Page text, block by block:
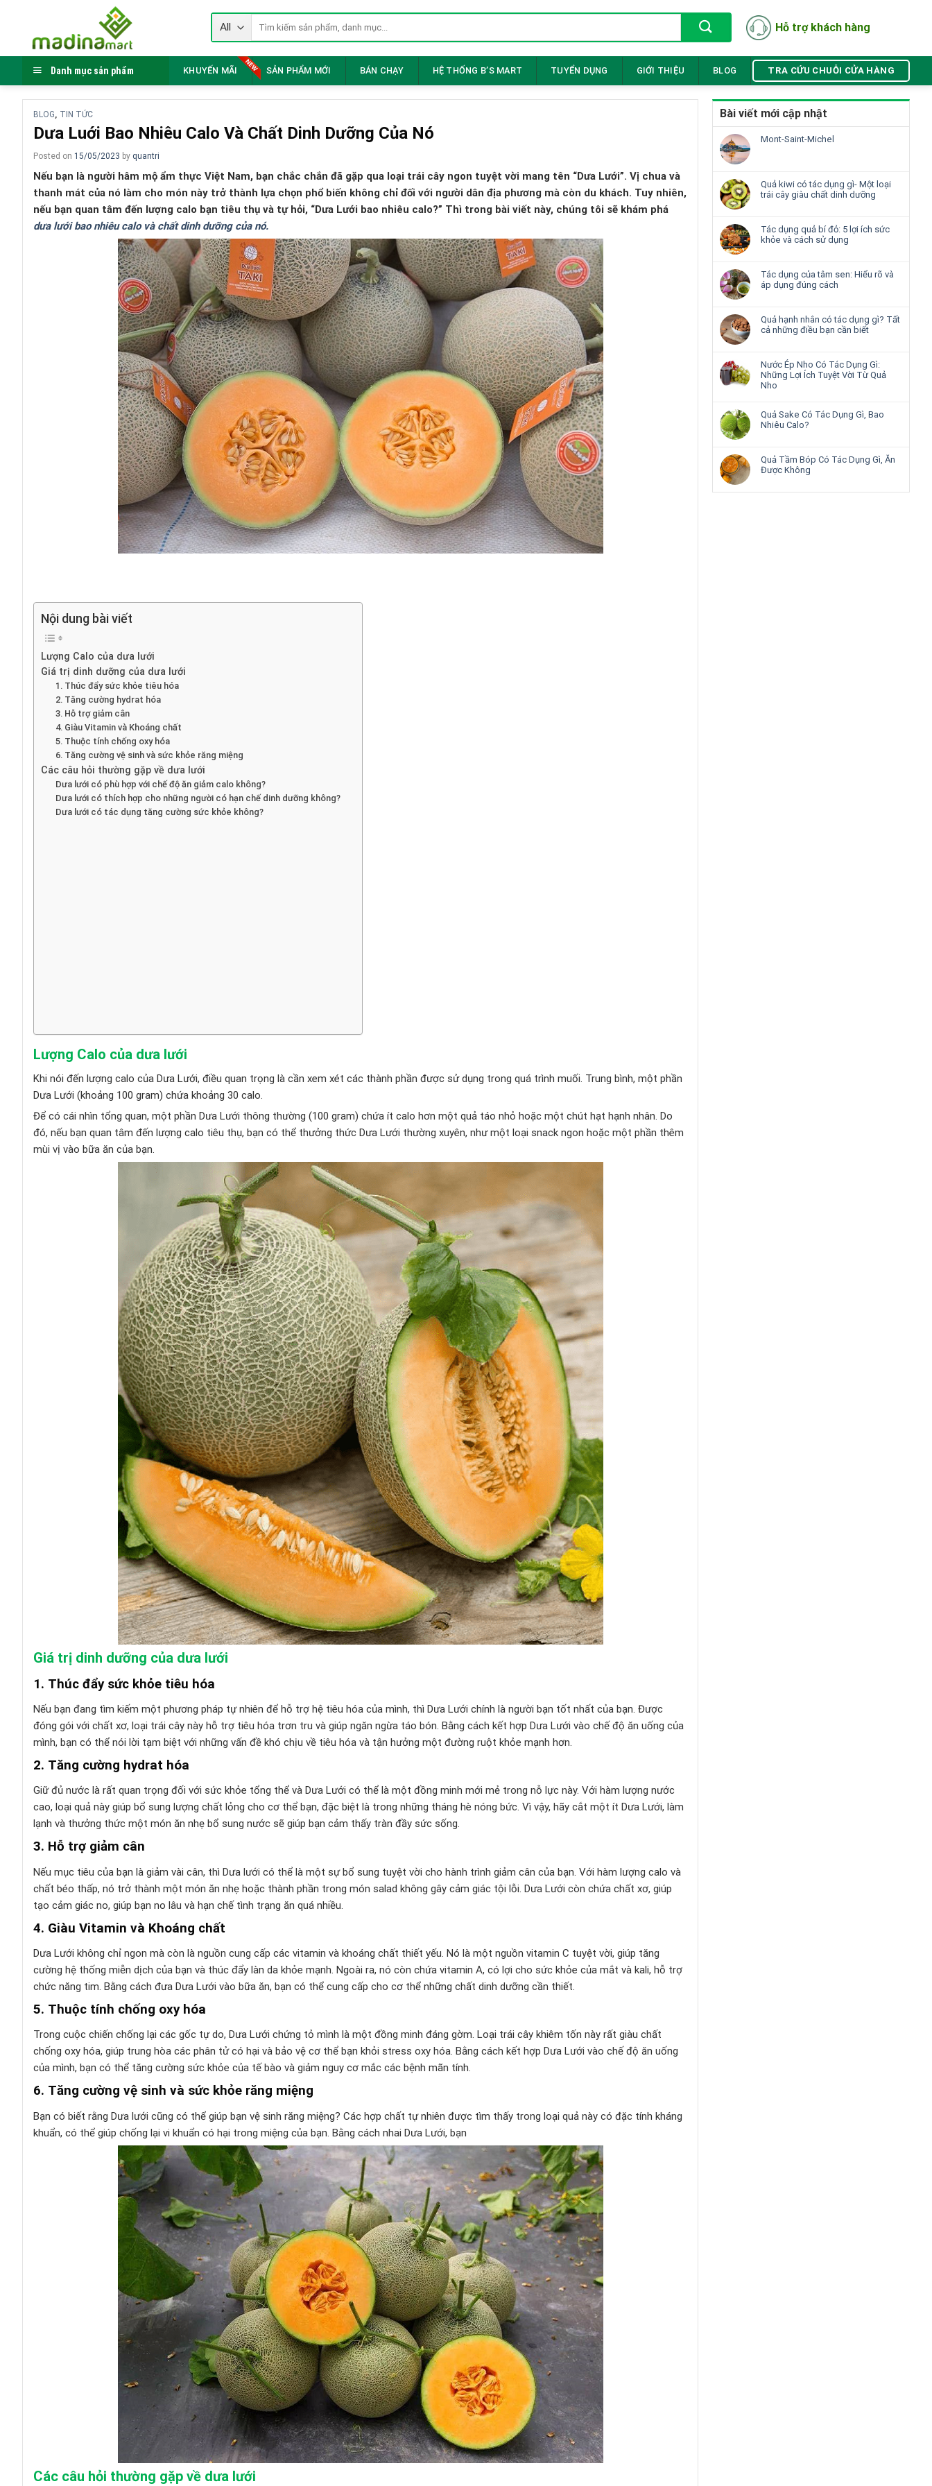
content
Tìm
Hỗ trợ khách hàng
Danh mục sản phẩm KHUYẾN MÃI SẢN PHẨM MỚI BÁN CHẠY HỆ THỐNG B’S MART TUYỂN DỤNG GIỚI THIỆU BLOG TRA CỨU CHUỖI CỬA HÀNG
BLOG, TIN TỨC
Dưa Luới Bao Nhiêu Calo Và Chất Dinh Dưỡng Của Nó
Posted on 15/05/2023 by quantri
Nếu bạn là người hâm mộ ẩm thực Việt Nam, bạn chắc chắn đã gặp qua loại trái cây ngon tuyệt vời mang tên “Dưa Lưới”. Vị chua và
thanh mát của nó làm cho món này trở thành lựa chọn phổ biến không chỉ đối với người dân địa phương mà còn du khách. Tuy nhiên,
nếu bạn quan tâm đến lượng calo bạn tiêu thụ và tự hỏi, “Dưa Lưới bao nhiêu calo?” Thì trong bài viết này, chúng tôi sẽ khám phá
dưa lưới bao nhiêu calo và chất dinh dưỡng của nó.
Nội dung bài viết
Lượng Calo của dưa lưới
Giá trị dinh dưỡng của dưa lưới
1. Thúc đẩy sức khỏe tiêu hóa
2. Tăng cường hydrat hóa
3. Hỗ trợ giảm cân
4. Giàu Vitamin và Khoáng chất
5. Thuộc tính chống oxy hóa
6. Tăng cường vệ sinh và sức khỏe răng miệng
Các câu hỏi thường gặp về dưa lưới
Dưa lưới có phù hợp với chế độ ăn giảm calo không?
Dưa lưới có thích hợp cho những người có hạn chế dinh dưỡng không?
Dưa lưới có tác dụng tăng cường sức khỏe không?
Lượng Calo của dưa lưới
Khi nói đến lượng calo của Dưa Lưới, điều quan trọng là cần xem xét các thành phần được sử dụng trong quá trình muối. Trung bình, một phần
Dưa Lưới (khoảng 100 gram) chứa khoảng 30 calo.
Để có cái nhìn tổng quan, một phần Dưa Lưới thông thường (100 gram) chứa ít calo hơn một quả táo nhỏ hoặc một chút hạt hạnh nhân. Do
đó, nếu bạn quan tâm đến lượng calo tiêu thụ, bạn có thể thưởng thức Dưa Lưới thường xuyên, như một loại snack ngon hoặc một phần thêm
mùi vị vào bữa ăn của bạn.
Giá trị dinh dưỡng của dưa lưới
1. Thúc đẩy sức khỏe tiêu hóa
Nếu bạn đang tìm kiếm một phương pháp tự nhiên để hỗ trợ hệ tiêu hóa của mình, thì Dưa Lưới chính là người bạn tốt nhất của bạn. Được
đóng gói với chất xơ, loại trái cây này hỗ trợ tiêu hóa trơn tru và giúp ngăn ngừa táo bón. Bằng cách kết hợp Dưa Lưới vào chế độ ăn uống của
mình, bạn có thể nói lời tạm biệt với những vấn đề khó chịu về tiêu hóa và tận hưởng một đường ruột khỏe mạnh hơn.
2. Tăng cường hydrat hóa
Giữ đủ nước là rất quan trọng đối với sức khỏe tổng thể và Dưa Lưới có thể là một đồng minh mới mẻ trong nỗ lực này. Với hàm lượng nước
cao, loại quả này giúp bổ sung lượng chất lỏng cho cơ thể bạn, đặc biệt là trong những tháng hè nóng bức. Vì vậy, hãy cắt một ít Dưa Lưới, làm
lạnh và thưởng thức một món ăn nhẹ bổ sung nước sẽ giúp bạn cảm thấy tràn đầy sức sống.
3. Hỗ trợ giảm cân
Nếu mục tiêu của bạn là giảm vài cân, thì Dưa lưới có thể là một sự bổ sung tuyệt vời cho hành trình giảm cân của bạn. Với hàm lượng calo và
chất béo thấp, nó trở thành một món ăn nhẹ hoặc thành phần trong món salad không gây cảm giác tội lỗi. Dưa Lưới còn chứa chất xơ, giúp
tạo cảm giác no, giúp bạn no lâu và hạn chế tình trạng ăn quá nhiều.
4. Giàu Vitamin và Khoáng chất
Dưa Lưới không chỉ ngon mà còn là nguồn cung cấp các vitamin và khoáng chất thiết yếu. Nó là một nguồn vitamin C tuyệt vời, giúp tăng
cường hệ thống miễn dịch của bạn và thúc đẩy làn da khỏe mạnh. Ngoài ra, nó còn chứa vitamin A, có lợi cho sức khỏe của mắt và kali, hỗ trợ
chức năng tim. Bằng cách đưa Dưa Lưới vào bữa ăn, bạn có thể cung cấp cho cơ thể những chất dinh dưỡng cần thiết.
5. Thuộc tính chống oxy hóa
Trong cuộc chiến chống lại các gốc tự do, Dưa Lưới chứng tỏ mình là một đồng minh đáng gờm. Loại trái cây khiêm tốn này rất giàu chất
chống oxy hóa, giúp trung hòa các phân tử có hại và bảo vệ cơ thể bạn khỏi stress oxy hóa. Bằng cách kết hợp Dưa Lưới vào chế độ ăn uống
của mình, bạn có thể tăng cường sức khỏe của tế bào và giảm nguy cơ mắc các bệnh mãn tính.
6. Tăng cường vệ sinh và sức khỏe răng miệng
Bạn có biết rằng Dưa lưới cũng có thể giúp bạn vệ sinh răng miệng? Các hợp chất tự nhiên được tìm thấy trong loại quả này có đặc tính kháng
khuẩn, có thể giúp chống lại vi khuẩn có hại trong miệng của bạn. Bằng cách nhai Dưa Lưới, bạn
Các câu hỏi thường gặp về dưa lưới
Bài viết mới cập nhật
Mont-Saint-Michel
Quả kiwi có tác dụng gì- Một loại
trái cây giàu chất dinh dưỡng
Tác dụng quả bí đỏ: 5 lợi ích sức
khỏe và cách sử dụng
Tác dụng của tâm sen: Hiểu rõ và
áp dụng đúng cách
Quả hạnh nhân có tác dụng gì? Tất
cả những điều bạn cần biết
Nước Ép Nho Có Tác Dụng Gì:
Những Lợi Ích Tuyệt Vời Từ Quả
Nho
Quả Sake Có Tác Dụng Gì, Bao
Nhiêu Calo?
Quả Tầm Bóp Có Tác Dụng Gì, Ăn
Được Không